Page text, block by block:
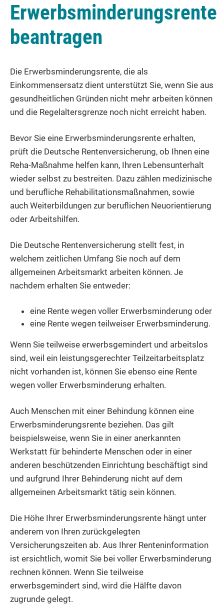
Erwerbsminderungsrente
beantragen
Die Erwerbsminderungsrente, die als
Einkommensersatz dient unterstützt Sie, wenn Sie aus
gesundheitlichen Gründen nicht mehr arbeiten können
und die Regelaltersgrenze noch nicht erreicht haben.
Bevor Sie eine Erwerbsminderungsrente erhalten,
prüft die Deutsche Rentenversicherung, ob Ihnen eine
Reha-Maßnahme helfen kann, Ihren Lebensunterhalt
wieder selbst zu bestreiten. Dazu zählen medizinische
und berufliche Rehabilitationsmaßnahmen, sowie
auch Weiterbildungen zur beruflichen Neuorientierung
oder Arbeitshilfen.
Die Deutsche Rentenversicherung stellt fest, in
welchem zeitlichen Umfang Sie noch auf dem
allgemeinen Arbeitsmarkt arbeiten können. Je
nachdem erhalten Sie entweder:
eine Rente wegen voller Erwerbsminderung oder
eine Rente wegen teilweiser Erwerbsminderung.
Wenn Sie teilweise erwerbsgemindert und arbeitslos
sind, weil ein leistungsgerechter Teilzeitarbeitsplatz
nicht vorhanden ist, können Sie ebenso eine Rente
wegen voller Erwerbsminderung erhalten.
Auch Menschen mit einer Behindung können eine
Erwerbsminderungsrente beziehen. Das gilt
beispielsweise, wenn Sie in einer anerkannten
Werkstatt für behinderte Menschen oder in einer
anderen beschützenden Einrichtung beschäftigt sind
und aufgrund Ihrer Behinderung nicht auf dem
allgemeinen Arbeitsmarkt tätig sein können.
Die Höhe Ihrer Erwerbsminderungsrente hängt unter
anderem von Ihren zurückgelegten
Versicherungszeiten ab. Aus Ihrer Renteninformation
ist ersichtlich, womit Sie bei voller Erwerbsminderung
rechnen können. Wenn Sie teilweise
erwerbsgemindert sind, wird die Hälfte davon
zugrunde gelegt.